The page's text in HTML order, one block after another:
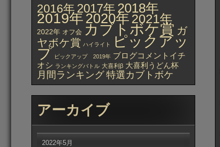
2016年 2017年 2018年
2019年2020年 2021年
2022年 オフ会 カブトボケ賞 ガ
ヤボケ賞 ハイライト ピックアッ
プ ピックアップ 2019年 ブログコメントイチ
オシ ランキングバトル 大喜利β 大喜利うどん杯
月間ランキング特選カブトボケ
アーカイブ
2022年5月